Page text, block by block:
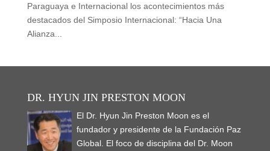
Paraguaya e Internacional los acontecimientos más
destacados del Simposio Internacional: “Hacia Una
Alianza...
DR. HYUN JIN PRESTON MOON
El Dr. Hyun Jin Preston Moon es el
fundador y presidente de la Fundación Paz
Global. El foco de disciplina del Dr. Moon